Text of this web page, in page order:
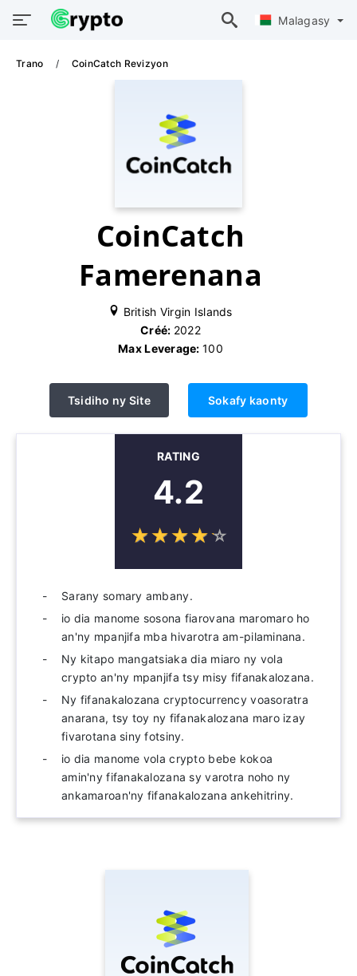
Malagasy
Trano CoinCatch Revizyon
CoinCatch
Famerenana
British Virgin Islands
Créé: 2022
Max Leverage:100
Tsidiho ny Site Sokafy kaonty
RATING
4.2
☆☆☆☆☆
★★★★★
Sarany somary ambany.
io dia manome sosona fiarovana maromaro ho
an'ny mpanjifa mba hivarotra am-pilaminana.
Ny kitapo mangatsiaka dia miaro ny vola
crypto an'ny mpanjifa tsy misy fifanakalozana.
Ny fifanakalozana cryptocurrency voasoratra
anarana, tsy toy ny fifanakalozana maro izay
fivarotana siny fotsiny.
io dia manome vola crypto bebe kokoa
amin'ny fifanakalozana sy varotra noho ny
ankamaroan'ny fifanakalozana ankehitriny.